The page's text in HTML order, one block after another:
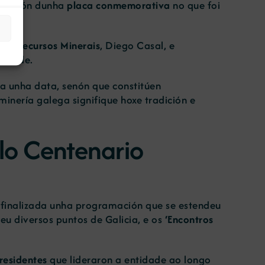
dunha placa conmemorativa no que foi
Recursos Minerais, Diego Casal, e
unha data, senón que constitúen
galega signifique hoxe tradición e
Centenario
unha programación que se estendeu
diversos puntos de Galicia, e os ‘Encontros
que lideraron a entidade ao longo